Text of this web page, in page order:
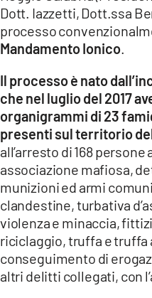
LACTV.IT
LACONAIR.IT
LACITYMAG.IT
ILREGGINO.IT
COSENZACHANNEL.IT
ILVIBONESE.IT
CATANZAROCHANNEL.IT
LACAPITALENEWS.IT
Dott. Iazzetti, Dott.ssa
processo
Mandamento Ionico
Il processo è nato
che nel luglio del 2017
organigrammi di 23
presenti sul territorio
all’arresto di 168
associazione mafiosa,
munizioni ed armi
clandestine, turbativa
violenza e minaccia,
riciclaggio, truffa e truffa
conseguimento di
altri delitti collegati, con